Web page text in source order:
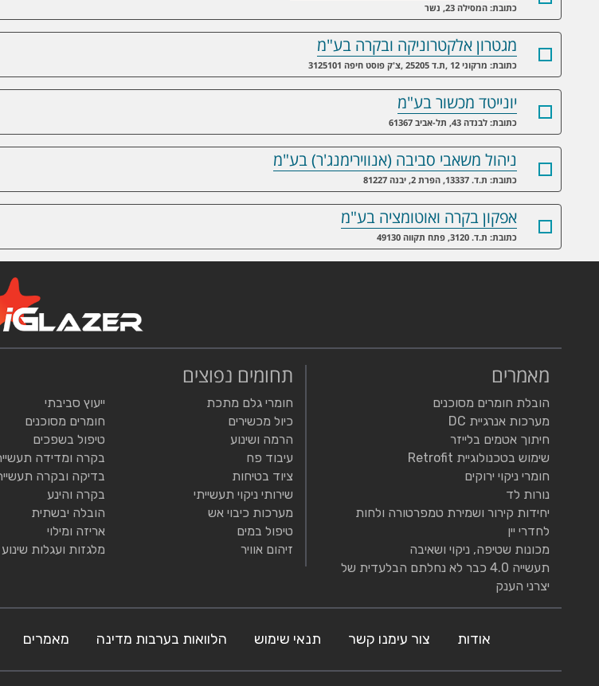
כתובת: המסילה 23, נשר
מגטרון אלקטרוניקה ובקרה בע"מ
כתובת: מרקוני 12 ,ת.ד 25205 ,צ'ק פוסט חיפה 3125101
יונייטד מכשור בע"מ
כתובת: לבנדה 43, תל-אביב 61367
ניהול משאבי סביבה (אנווירימנג'ר) בע"מ
כתובת: ת.ד. 13337, הפרת 2, יבנה 81227
אפקון בקרה ואוטומציה בע"מ
כתובת: ת.ד. 3120, פתח תקווה 49130
מאמרים
הובלת חומרים מסוכנים
מערכות אנרגיית DC
חיתוך אטמים בלייזר
שימוש בטכנולוגיית Retrofit
חומרי ניקוי ירוקים
נורות לד
יחידות קירור ושמירת טמפרטורה ולחות
לחדרי יין
מכונות שטיפה, ניקוי ושאיבה
תעשייה 4.0 כבר לא נחלתם הבלעדית של
יצרני הענק
תחומים נפוצים
חומרי גלם מתכת
כיול מכשירים
הרמה ושינוע
עיבוד פח
ציוד בטיחות
שירותי ניקוי תעשייתי
מערכות כיבוי אש
טיפול במים
זיהום אוויר
ייעוץ סביבתי
חומרים מסוכנים
טיפול בשפכים
בקרה ומדידה
בדיקה ובקרה
בקרה והינע
הובלה יבשתית
אריזה ומילוי
מלגזות ועגלות שינוע
אודות צור עימנו קשר תנאי שימוש הלוואות בערבות מדינה מאמרים